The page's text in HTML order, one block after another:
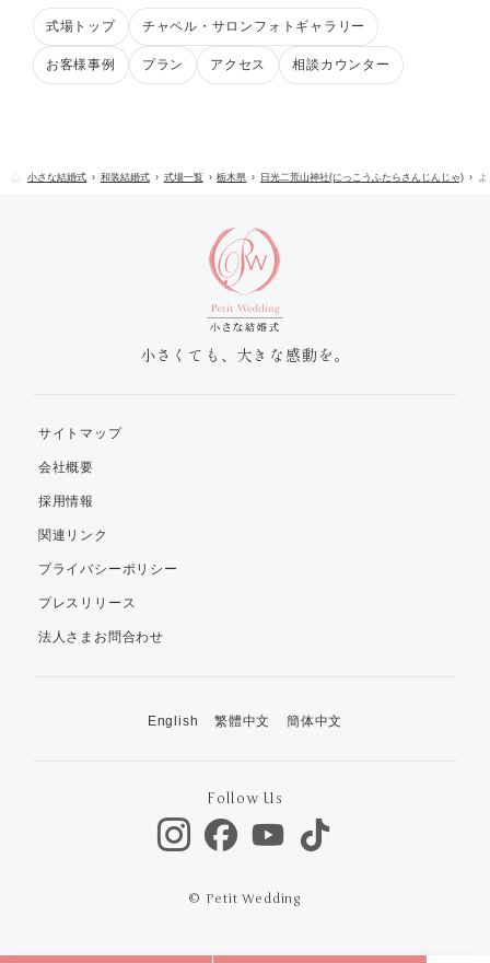
式場トップ チャペル・サロンフォトギャラリー
お客様事例 プラン アクセス 相談カウンター
小さな結婚式 和装結婚式 式場一覧 栃木県 日光二荒山神社(にっこうふたらさんじんじゃ)
小さくても、大きな感動を。
サイトマップ
会社概要
採用情報
関連リンク
プライバシーポリシー
プレスリリース
法人さまお問合わせ
English 繁體中文 簡体中文
Follow Us
© Petit Wedding